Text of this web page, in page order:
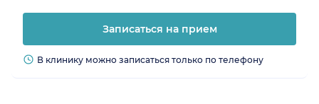
Записаться на прием
В клинику можно записаться только по телефону